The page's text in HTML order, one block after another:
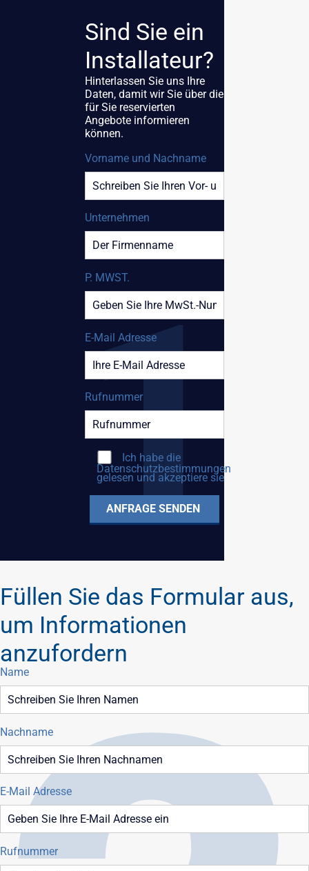
Sind Sie ein
Installateur?
Hinterlassen Sie uns Ihre
Daten, damit wir Sie über die
für Sie reservierten
Angebote informieren
können.
Vorname und Nachname
Unternehmen
P. MWST.
E-Mail Adresse
Rufnummer
Ich habe die
Datenschutzbestimmungen
gelesen und akzeptiere sie
Füllen Sie das Formular aus,
um Informationen
anzufordern
Name
Nachname
E-Mail Adresse
Rufnummer